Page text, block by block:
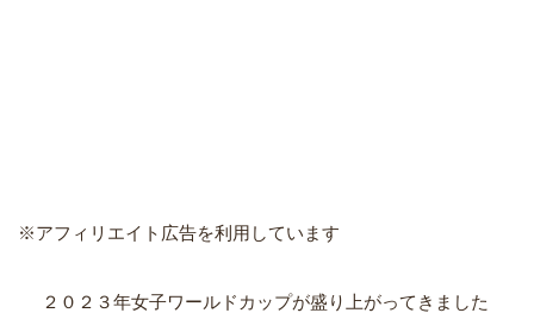
※アフィリエイト広告を利用しています
２０２３年女子ワールドカップが盛り上がってきました